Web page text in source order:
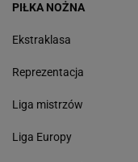
PIŁKA NOŻNA
Ekstraklasa
Reprezentacja
Liga mistrzów
Liga Europy